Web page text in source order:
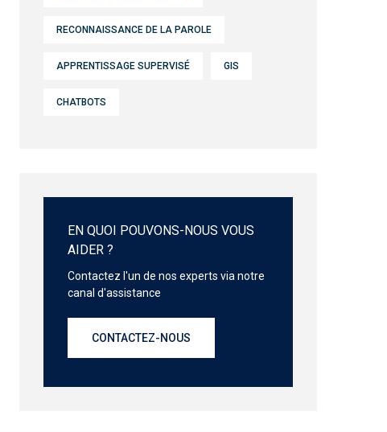
RECONNAISSANCE DE LA PAROLE
APPRENTISSAGE SUPERVISÉ GIS
CHATBOTS
EN QUOI POUVONS-NOUS VOUS
AIDER ?
Contactez l'un de nos experts via notre
canal d'assistance
CONTACTEZ-NOUS